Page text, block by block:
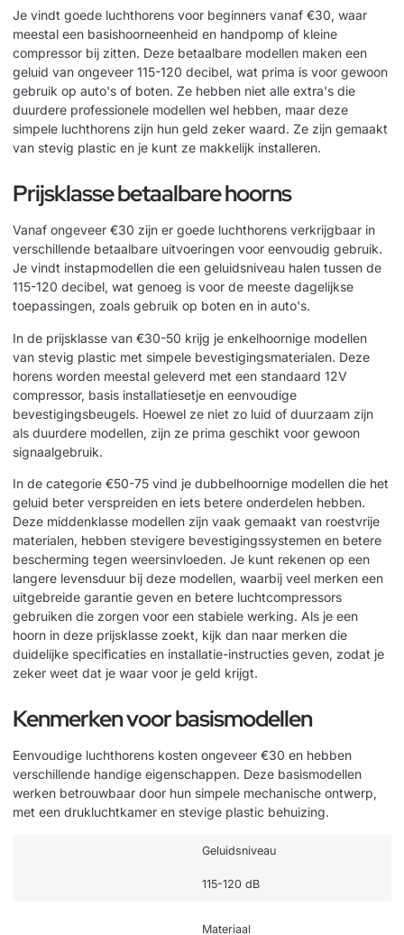
Je vindt goede luchthorens voor beginners vanaf €30, waar
meestal een basishoorneenheid en handpomp of kleine
compressor bij zitten. Deze betaalbare modellen maken een
geluid van ongeveer 115-120 decibel, wat prima is voor gewoon
gebruik op auto's of boten. Ze hebben niet alle extra's die
duurdere professionele modellen wel hebben, maar deze
simpele luchthorens zijn hun geld zeker waard. Ze zijn gemaakt
van stevig plastic en je kunt ze makkelijk installeren.
Prijsklasse betaalbare hoorns
Vanaf ongeveer €30 zijn er goede luchthorens verkrijgbaar in
verschillende betaalbare uitvoeringen voor eenvoudig gebruik.
Je vindt instapmodellen die een geluidsniveau halen tussen de
115-120 decibel, wat genoeg is voor de meeste dagelijkse
toepassingen, zoals gebruik op boten en in auto's.
In de prijsklasse van €30-50 krijg je enkelhoornige modellen
van stevig plastic met simpele bevestigingsmaterialen. Deze
horens worden meestal geleverd met een standaard 12V
compressor, basis installatiesetje en eenvoudige
bevestigingsbeugels. Hoewel ze niet zo luid of duurzaam zijn
als duurdere modellen, zijn ze prima geschikt voor gewoon
signaalgebruik.
In de categorie €50-75 vind je dubbelhoornige modellen die het
geluid beter verspreiden en iets betere onderdelen hebben.
Deze middenklasse modellen zijn vaak gemaakt van roestvrije
materialen, hebben stevigere bevestigingssystemen en betere
bescherming tegen weersinvloeden. Je kunt rekenen op een
langere levensduur bij deze modellen, waarbij veel merken een
uitgebreide garantie geven en betere luchtcompressors
gebruiken die zorgen voor een stabiele werking. Als je een
hoorn in deze prijsklasse zoekt, kijk dan naar merken die
duidelijke specificaties en installatie-instructies geven, zodat je
zeker weet dat je waar voor je geld krijgt.
Kenmerken voor basismodellen
Eenvoudige luchthorens kosten ongeveer €30 en hebben
verschillende handige eigenschappen. Deze basismodellen
werken betrouwbaar door hun simpele mechanische ontwerp,
met een drukluchtkamer en stevige plastic behuizing.
Geluidsniveau
115-120 dB
Materiaal